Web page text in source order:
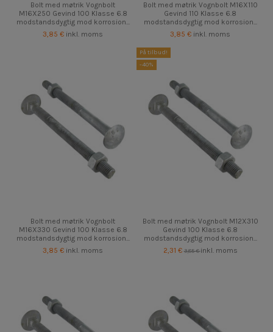
Bolt med møtrik Vognbolt
M16X250 Gevind 100 Klasse 6.8
modstandsdygtig mod korrosion...
3,85 € inkl. moms
Bolt med møtrik Vognbolt M16X110
Gevind 110 Klasse 6.8
modstandsdygtig mod korrosion...
3,85 € inkl. moms
Bolt med møtrik Vognbolt
M16X330 Gevind 100 Klasse 6.8
modstandsdygtig mod korrosion...
3,85 € inkl. moms
På tilbud!
-40%
Bolt med møtrik Vognbolt M12X310
Gevind 100 Klasse 6.8
modstandsdygtig mod korrosion...
2,31 €3,85 €inkl. moms